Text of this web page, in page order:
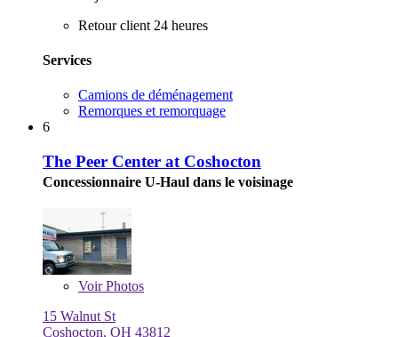
Retour client 24 heures
Services
Camions de déménagement
Remorques et remorquage
6
The Peer Center at Coshocton
Concessionnaire U-Haul dans le voisinage
VoirPhotos
15 Walnut St
Coshocton, OH 43812